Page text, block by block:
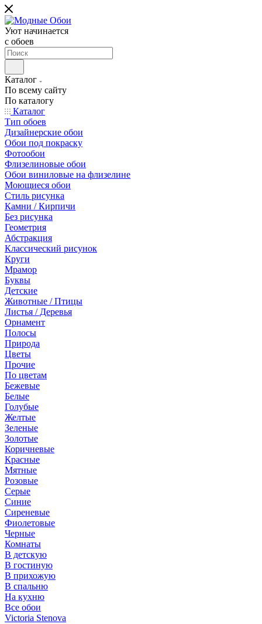
Уют начинается
c обоев
Каталог
По всему сайту
По каталогу
Каталог
Тип обоев
Дизайнерские обои
Обои под покраску
Фотообои
Флизелиновые обои
Обои виниловые на флизелине
Моющиеся обои
Стиль рисунка
Камни / Кирпичи
Без рисунка
Геометрия
Абстракция
Классический рисунок
Круги
Мрамор
Буквы
Детские
Животные / Птицы
Листья / Деревья
Орнамент
Полосы
Природа
Цветы
Прочие
По цветам
Бежевые
Белые
Голубые
Желтые
Зеленые
Золотые
Коричневые
Красные
Мятные
Розовые
Серые
Синие
Сиреневые
Фиолетовые
Черные
Комнаты
В детскую
В гостиную
В прихожую
В спальню
На кухню
Все обои
Victoria Stenova